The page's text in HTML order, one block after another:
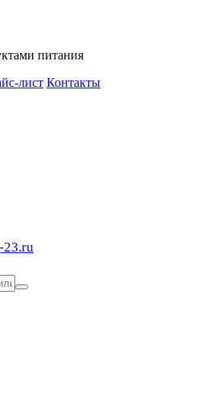
питания
лист Контакты